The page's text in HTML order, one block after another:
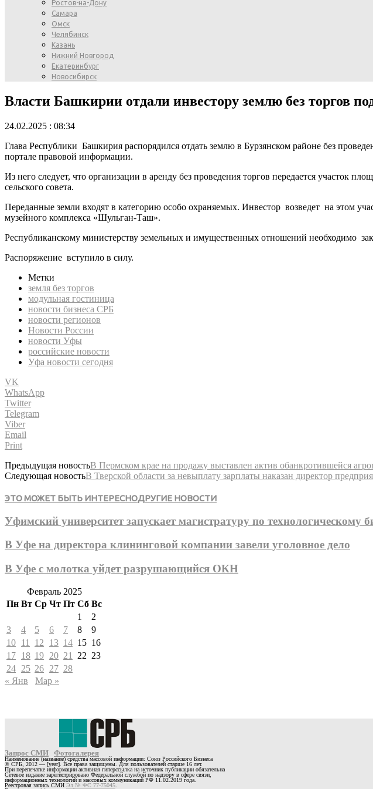
Ростов-на-Дону
Самара
Омск
Челябинск
Казань
Нижний Новгород
Екатеринбург
Новосибирск
Власти Башкирии отдали инвестору землю без торгов
24.02.2025 : 08:34
Глава Республики Башкирия распорядился отдать землю в Бурзянском районе без
портале правовой информации.
Из него следует, что организации в аренду без проведения торгов передается участок
сельского совета.
Переданные земли входят в категорию особо охраняемых. Инвестор возведет на этом
музейного комплекса «Шульган-Таш».
Республиканскому министерству земельных и имущественных отношений необходимо
Распоряжение вступило в силу.
Метки
земля без торгов
модульная гостиница
новости бизнеса СРБ
новости регионов
Новости России
новости Уфы
российские новости
Уфа новости сегодня
VK
WhatsApp
Twitter
Telegram
Viber
Email
Print
Предыдущая новостьВ Пермском крае на продажу выставлен актив обанкротившейся
Следующая новостьВ Тверской области за невыплату зарплаты наказан директор
ЭТО МОЖЕТ БЫТЬ ИНТЕРЕСНОДРУГИЕ НОВОСТИ
Уфимский университет запускает магистратуру по технологическому
В Уфе на директора клининговой компании завели уголовное дело
В Уфе с молотка уйдет разрушающийся ОКН
Февраль 2025
Пн Вт Ср Чт Пт Сб Вс
1
2
3
4 5 6 7 8
9
10 11 12 13 14 15 16
17 18 19 20 21 22 23
24 25 26 27 28
« Янв
Мар »
Запрос СМИ Фотогалерея
Наименование (название) средства массовой информации: Союз Российского Бизнеса
© СРБ, 2012 — [year]. Все права защищены. Для пользователей старше 16 лет.
При перепечатке информации активная гиперссылка на источник публикации обязательна
Сетевое издание зарегистрировано Федеральной службой по надзору в сфере связи,
информационных технологий и массовых коммуникаций РФ 11.02.2019 года.
Реестровая запись СМИ Эл № ФС 77-75045